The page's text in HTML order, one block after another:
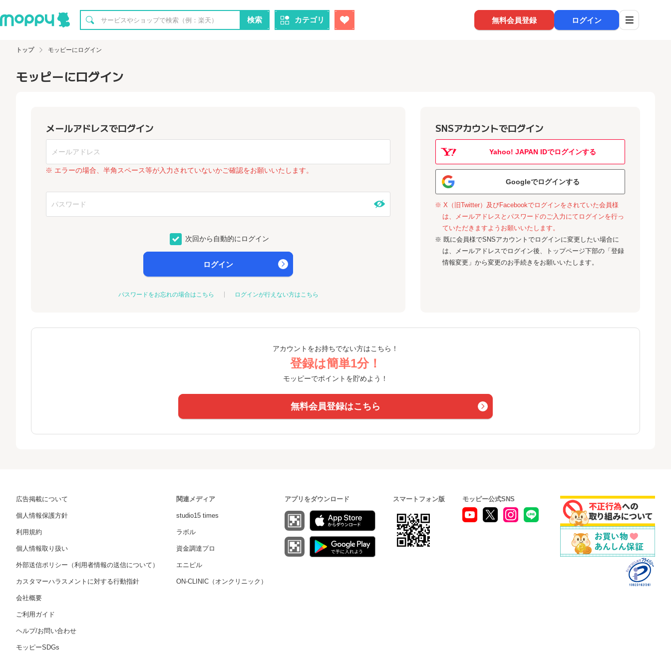
検索 カテゴリ 無料会員登録 ログイン
トップ モッピーにログイン
モッピーにログイン
メールアドレスでログイン
※ エラーの場合、半角スペース等が入力されていないかご確認をお願いいたします。
次回から自動的にログイン
ログイン
パスワードをお忘れの場合はこちら ログインが行えない方はこちら
SNSアカウントでログイン
Yahoo! JAPAN IDでログインする
Googleでログインする
※ X（旧Twitter）及びFacebookでログインをされていた会員様
は、メールアドレスとパスワードのご入力にてログインを行っ
ていただきますようお願いいたします。
※ 既に会員様でSNSアカウントでログインに変更したい場合に
は、メールアドレスでログイン後、トップページ下部の「登録
情報変更」から変更のお手続きをお願いいたします。
アカウントをお持ちでない方はこちら！
登録は簡単1分！
モッピーでポイントを貯めよう！
無料会員登録はこちら
広告掲載について
個人情報保護方針
利用規約
個人情報取り扱い
外部送信ポリシー（利用者情報の送信について）
カスタマーハラスメントに対する行動指針
会社概要
ご利用ガイド
ヘルプ/お問い合わせ
モッピーSDGs
関連メディア
studio15 times
ラボル
資金調達プロ
エニピル
ON-CLINIC（オンクリニック）
アプリをダウンロード スマートフォン版 モッピー公式SNS